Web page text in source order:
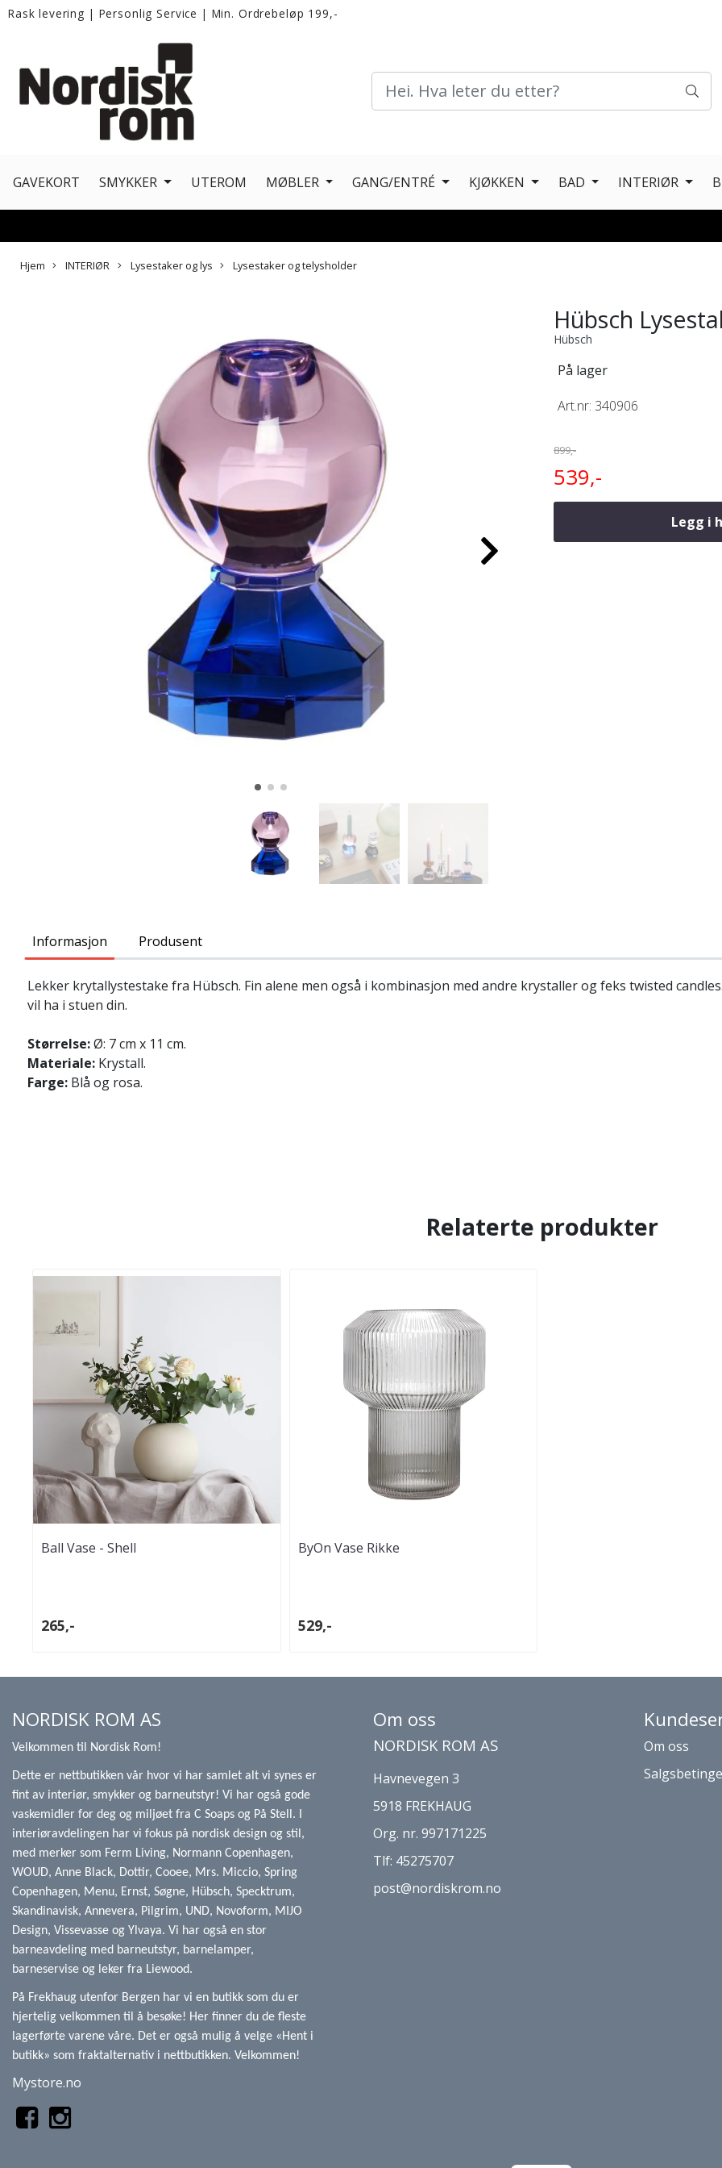
Rask levering | Personlig Service | Min. Ordrebeløp 199,-
GAVEKORT SMYKKER UTEROM MØBLER GANG/ENTRÉ KJØKKEN BAD INTERIØR
Hjem INTERIØR Lysestaker og lys Lysestaker og telysholder
Hübsch
Hübsch
På lager
Art.nr: 340906
899,-
539,-
Legg i
Informasjon Produsent
Lekker krytallystestake fra Hübsch. Fin alene men også i kombinasjon med andre krystaller og feks twisted
vil ha i stuen din.
Størrelse:Ø: 7 cm x 11 cm.
Materiale: Krystall.
Farge: Blå og rosa.
Relaterte produkter
Ball Vase - Shell
265,-
ByOn Vase Rikke
529,-
NORDISK ROM AS
Velkommen til Nordisk Rom!
Dette er nettbutikken vår hvor vi har samlet alt vi synes er
fint av interiør, smykker og barneutstyr! Vi har også gode
vaskemidler for deg og miljøet fra C Soaps og På Stell. I
interiøravdelingen har vi fokus på nordisk design og stil,
med merker som Ferm Living, Normann Copenhagen,
WOUD, Anne Black, Dottir, Cooee, Mrs. Miccio, Spring
Copenhagen, Menu, Ernst, Søgne, Hübsch, Specktrum,
Skandinavisk, Annevera, Pilgrim, UND, Novoform, MIJO
Design, Vissevasse og Ylvaya. Vi har også en stor
barneavdeling med barneutstyr, barnelamper,
barneservise og leker fra Liewood.
På Frekhaug utenfor Bergen har vi en butikk som du er
hjertelig velkommen til å besøke! Her finner du de fleste
lagerførte varene våre. Det er også mulig å velge «Hent i
butikk» som fraktalternativ i nettbutikken. Velkommen!
Mystore.no
Om oss
NORDISK ROM AS
Havnevegen 3
5918 FREKHAUG
Org. nr. 997171225
Tlf: 45275707
post@nordiskrom.no
Om oss